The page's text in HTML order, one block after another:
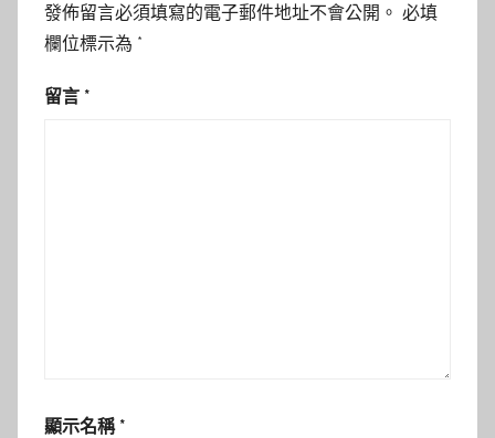
發佈留言必須填寫的電子郵件地址不會公開。 必填
欄位標示為 *
留言 *
顯示名稱 *